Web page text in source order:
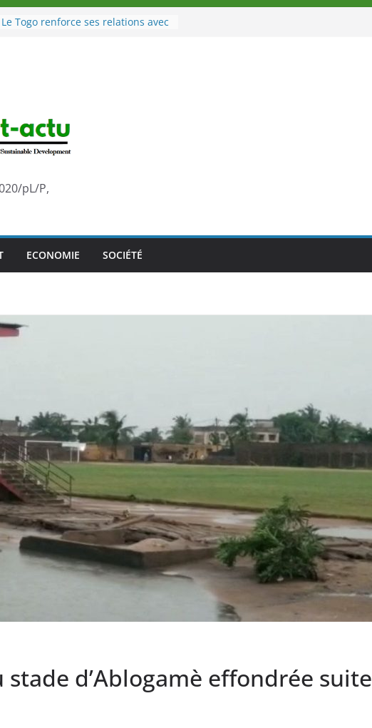
Le Togo renforce ses relations avec
marque de confiance au Togo sur
la scène internationale au-delà des
performances de ses athlètes
développement?
pL/P,
ECONOMIE SOCIÉTÉ
d’Ablogamè effondrée suite